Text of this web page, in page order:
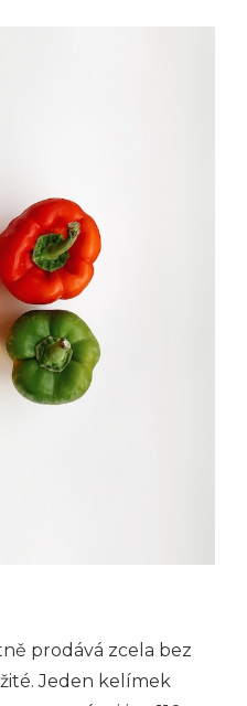
prodává zcela bez
Jeden kelímek